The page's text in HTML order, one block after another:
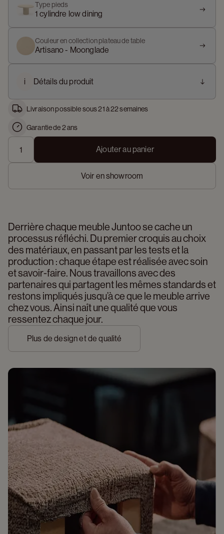
Type pieds
1 cylindre low dining
Couleur en collection plateau de table
Artisano - Moonglade
i Détails du produit
Livraison possible sous 21 à 22 semaines
Garantie de 2 ans
Ajouter au panier
Voir en showroom
Derrière chaque meuble Juntoo se cache un
processus réfléchi. Du premier croquis au choix
des matériaux, en passant par les tests et la
production : chaque étape est réalisée avec soin
et savoir-faire. Nous travaillons avec des
partenaires qui partagent les mêmes standards et
restons impliqués jusqu’à ce que le meuble arrive
chez vous. Ainsi naît une qualité que vous
ressentez chaque jour.
Plus de design et de qualité